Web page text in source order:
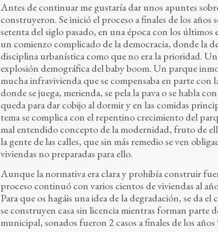
Antes de continuar me gustaría dar unos apuntes
construyeron. Se inició el proceso a finales de los años
setenta del siglo pasado, en una época con los últimos
un comienzo complicado de la democracia, donde la
disciplina urbanística como que no era la prioridad.
explosión demográfica del baby boom. Un parque
mucha infravivienda que se compensaba en parte con
donde se juega, merienda, se pela la pava o se habla
queda para dar cobijo al dormir y en las comidas
tema se complica con el repentino crecimiento del
mal entendido concepto de la modernidad, fruto de
la gente de las calles, que sin más remedio se ven
viviendas no preparadas para ello.
Aunque la normativa era clara y prohibía construir
proceso continuó con varios cientos de viviendas al
Para que os hagáis una idea de la degradación, se da el
se construyen casa sin licencia mientras forman parte
municipal, sonados fueron 2 casos a finales de los años